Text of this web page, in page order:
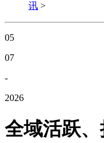
讯 >
05
07
-
2026
全域活跃